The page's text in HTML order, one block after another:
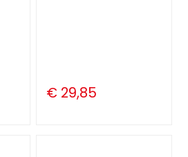
€ 29,85